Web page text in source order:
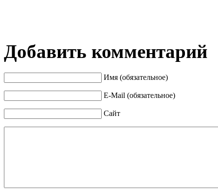
Добавить комментарий
Имя (обязательное)
E-Mail (обязательное)
Сайт